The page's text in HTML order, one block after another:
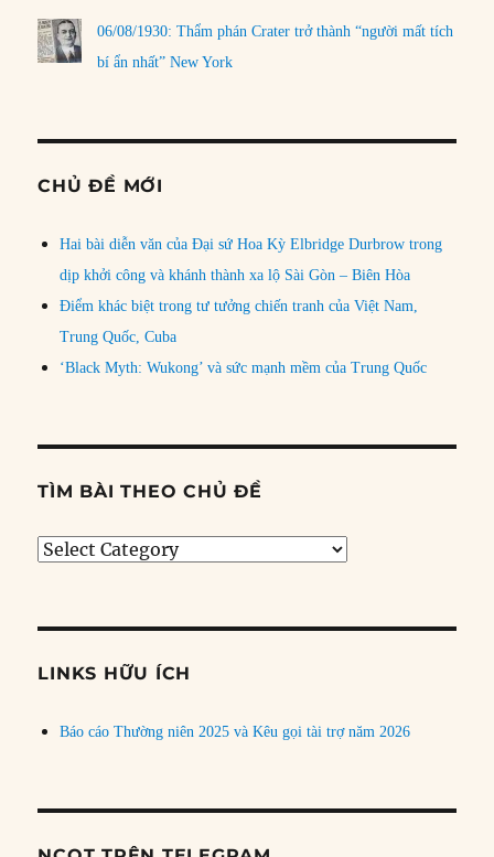
06/08/1930: Thẩm phán Crater trở thành “người mất tích
bí ẩn nhất” New York
CHỦ ĐỀ MỚI
Hai bài diễn văn của Đại sứ Hoa Kỳ Elbridge Durbrow trong
dịp khởi công và khánh thành xa lộ Sài Gòn – Biên Hòa
Điểm khác biệt trong tư tưởng chiến tranh của Việt Nam,
Trung Quốc, Cuba
‘Black Myth: Wukong’ và sức mạnh mềm của Trung Quốc
TÌM BÀI THEO CHỦ ĐỀ
Tìm
đề
LINKS HỮU ÍCH
Báo cáo Thường niên 2025 và Kêu gọi tài trợ năm 2026